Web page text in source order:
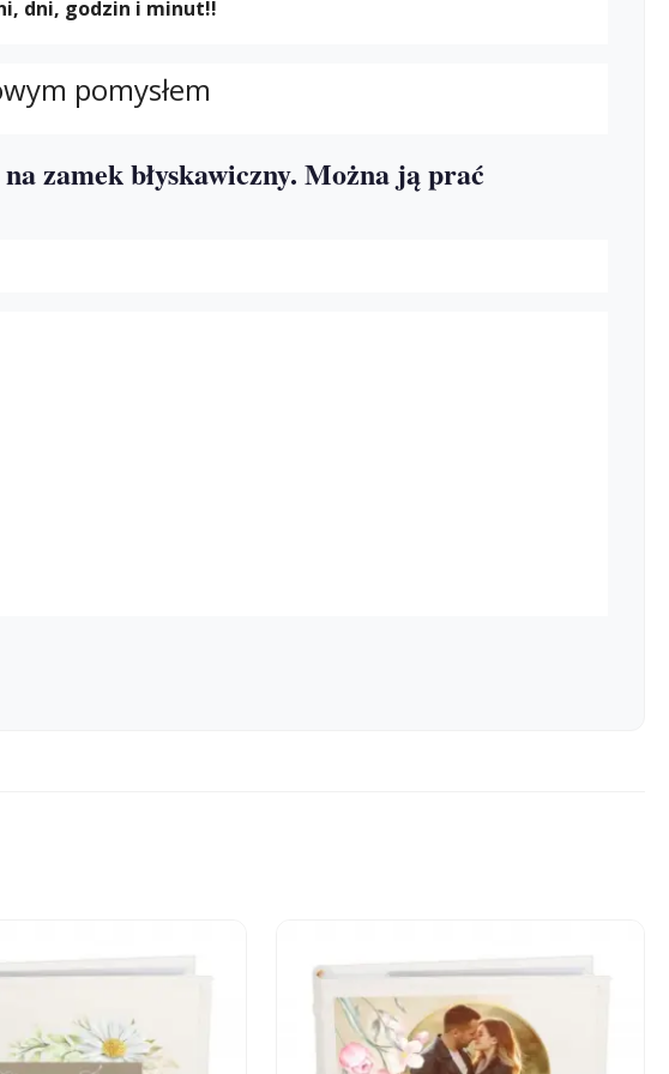
dni, godzin i minut!!
pomysłem
zamek błyskawiczny. Można ją prać